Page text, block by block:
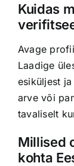
Kuidas
Avage
Laadige
esiküljest
arve või
tavaliselt
Millised
kohta